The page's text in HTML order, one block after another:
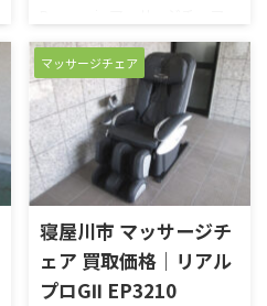
ウトしてしまいそうになりま
した。コース別の動作も確認済
みです。部位別にコースが選べ
るので、揉んでほしい場 ...
EP7000を高価買い取りさせて
いただきました。もみ手チェ
ンジ機能搭載のマッサージチ
ェアです。通り一辺倒なモミ方
ではなく、もみ手を変えると
いうスゴ技搭載です。コリの芯
までグリグリと気持ちよく揉
み解します。全身自動コースで
は「体伸ばし」「もみほぐ
し」「指圧爽快」「さすり癒
し」の4コーズから選べます。
リモコンは音声ガイド機能を
マッサージチェア
寝屋川市 マッサージチ
ェア 買取価格｜リアル
プロGⅡ EP3210